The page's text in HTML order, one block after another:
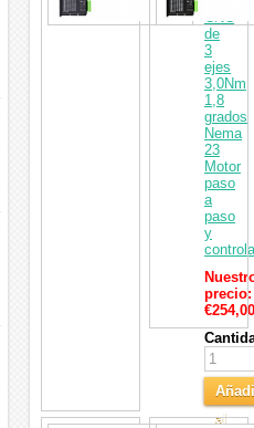
CNC
de
3
ejes
3,0Nm
1,8
grados
Nema
23
Motor
paso
a
paso
y
precio:
€254,00
al